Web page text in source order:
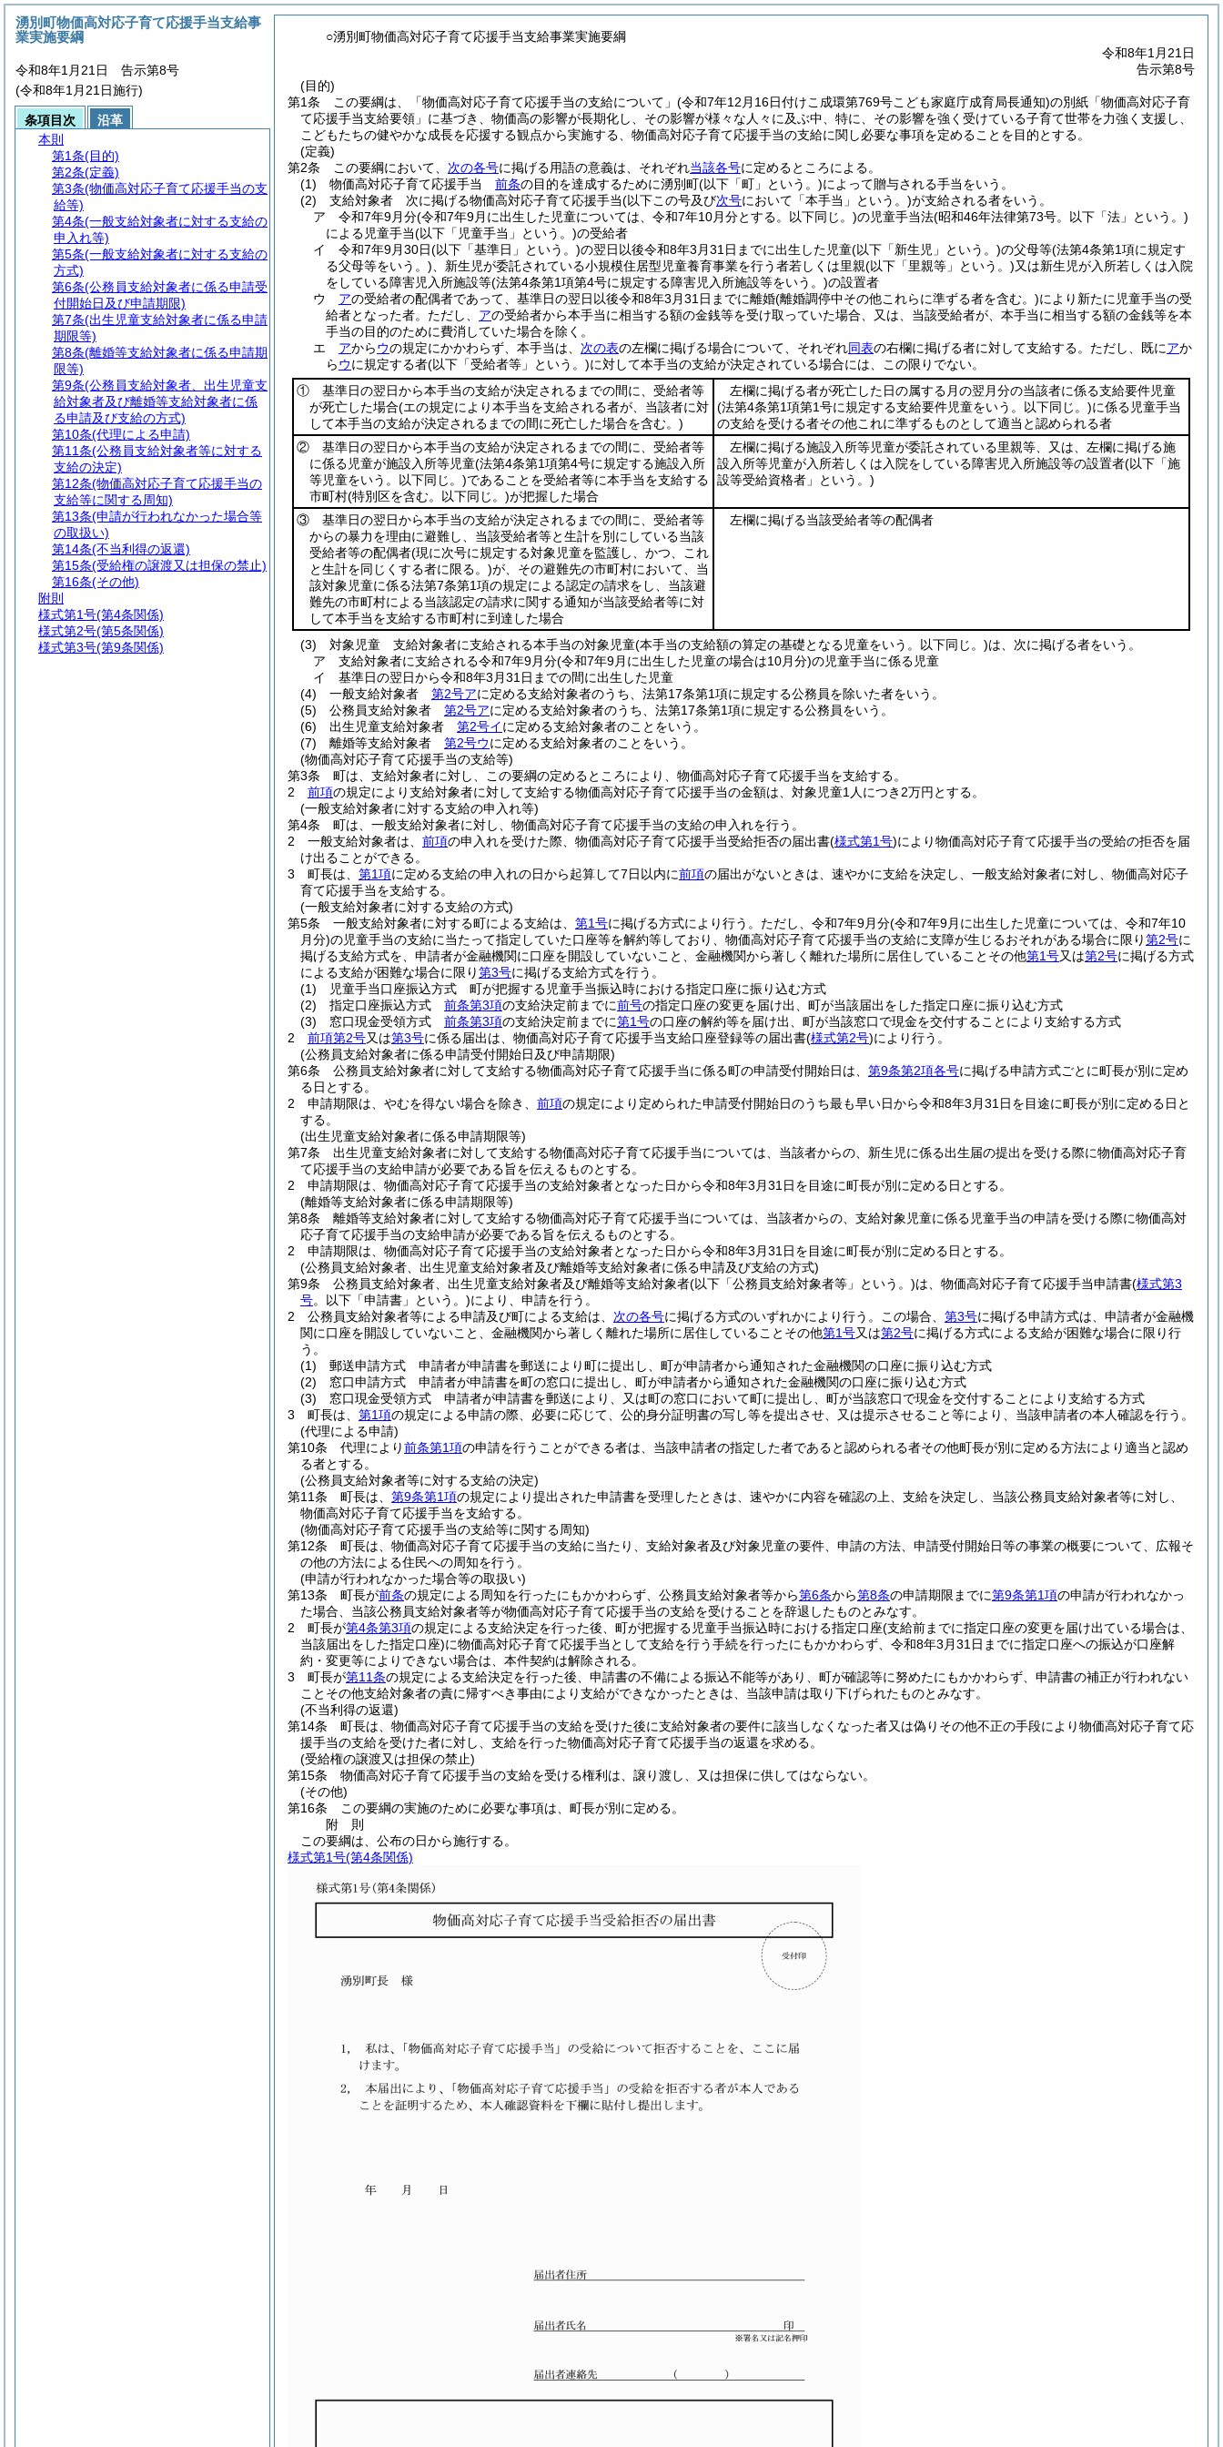
○湧別町物価高対応子育て応援手当支給事業実施要綱
令和8年1月21日
告示第8号
(目的)
第1条
この要綱は、「物価高対応子育て応援手当の支給について」 (令和7年12月16日付けこ成環第769号こども家庭庁成育局長通知)の別紙「物価高対応子育
て応援手当支給要領」に基づき、物価高の影響が長期化し、その影響が様々な人々に及ぶ中、特に、その影響を強く受けている子育て世帯を力強く支援し、
こどもたちの健やかな成長を応援する観点から実施する、物価高対応子育て応援手当の支給に関し必要な事項を定めることを目的とする。
(定義)
第2条
この要綱において、 次の各号に掲げる用語の意義は、それぞれ当該各号に定めるところによる。
(1)
物価高対応子育て応援手当 前条の目的を達成するために湧別町(以下「町」という。)によって贈与される手当をいう。
(2)
支給対象者 次に掲げる物価高対応子育て応援手当(以下この号及び次号において「本手当」という。)が支給される者をいう。
ア
令和7年9月分(令和7年9月に出生した児童については、令和7年10月分とする。以下同じ。)の児童手当法(昭和46年法律第73号。以下「法」という。)
による児童手当(以下「児童手当」という。)の受給者
イ
令和7年9月30日(以下「基準日」という。)の翌日以後令和8年3月31日までに出生した児童(以下「新生児」という。)の父母等(法第4条第1項に規定す
る父母等をいう。) 、新生児が委託されている小規模住居型児童養育事業を行う者若しくは里親(以下「里親等」という。)又は新生児が入所若しくは入院
をしている障害児入所施設等(法第4条第1項第4号に規定する障害児入所施設等をいう。)の設置者
ウ
アの受給者の配偶者であって、基準日の翌日以後令和8年3月31日までに離婚(離婚調停中その他これらに準ずる者を含む。)により新たに児童手当の受
給者となった者。 ただし、 アの受給者から本手当に相当する額の金銭等を受け取っていた場合、又は、当該受給者が、本手当に相当する額の金銭等を本
手当の目的のために費消していた場合を除く。
エ
アからウの規定にかかわらず、本手当は、 次の表の左欄に掲げる場合について、それぞれ同表の右欄に掲げる者に対して支給する。 ただし、既にアか
らウに規定する者(以下「受給者等」という。)に対して本手当の支給が決定されている場合には、この限りでない。
① 基準日の翌日から本手当の支給が決定されるまでの間に、受給者等
が死亡した場合(エの規定により本手当を支給される者が、当該者に対
して本手当の支給が決定されるまでの間に死亡した場合を含む。)
左欄に掲げる者が死亡した日の属する月の翌月分の当該者に係る支給要件児童
(法第4条第1項第1号に規定する支給要件児童をいう。以下同じ。)に係る児童手当
の支給を受ける者その他これに準ずるものとして適当と認められる者
② 基準日の翌日から本手当の支給が決定されるまでの間に、受給者等
に係る児童が施設入所等児童(法第4条第1項第4号に規定する施設入所
等児童をいう。以下同じ。)であることを受給者等に本手当を支給する
市町村(特別区を含む。以下同じ。)が把握した場合
左欄に掲げる施設入所等児童が委託されている里親等、又は、左欄に掲げる施
設入所等児童が入所若しくは入院をしている障害児入所施設等の設置者(以下「施
設等受給資格者」という。)
③ 基準日の翌日から本手当の支給が決定されるまでの間に、受給者等
からの暴力を理由に避難し、当該受給者等と生計を別にしている当該
受給者等の配偶者(現に次号に規定する対象児童を監護し、かつ、これ
と生計を同じくする者に限る。)が、その避難先の市町村において、当
該対象児童に係る法第7条第1項の規定による認定の請求をし、当該避
難先の市町村による当該認定の請求に関する通知が当該受給者等に対
して本手当を支給する市町村に到達した場合
左欄に掲げる当該受給者等の配偶者
(3) 対象児童 支給対象者に支給される本手当の対象児童(本手当の支給額の算定の基礎となる児童をいう。以下同じ。)は、次に掲げる者をいう。
ア
支給対象者に支給される令和7年9月分(令和7年9月に出生した児童の場合は10月分)の児童手当に係る児童
イ
基準日の翌日から令和8年3月31日までの間に出生した児童
(4)
一般支給対象者 第2号アに定める支給対象者のうち、法第17条第1項に規定する公務員を除いた者をいう。
(5)
公務員支給対象者 第2号アに定める支給対象者のうち、法第17条第1項に規定する公務員をいう。
(6)
出生児童支給対象者 第2号イに定める支給対象者のことをいう。
(7)
離婚等支給対象者 第2号ウに定める支給対象者のことをいう。
(物価高対応子育て応援手当の支給等)
第3条
町は、支給対象者に対し、この要綱の定めるところにより、物価高対応子育て応援手当を支給する。
2
前項の規定により支給対象者に対して支給する物価高対応子育て応援手当の金額は、対象児童1人につき2万円とする。
(一般支給対象者に対する支給の申入れ等)
第4条
町は、一般支給対象者に対し、物価高対応子育て応援手当の支給の申入れを行う。
2
一般支給対象者は、 前項の申入れを受けた際、物価高対応子育て応援手当受給拒否の届出書(様式第1号)により物価高対応子育て応援手当の受給の拒否を届
け出ることができる。
3
町長は、 第1項に定める支給の申入れの日から起算して7日以内に前項の届出がないときは、速やかに支給を決定し、一般支給対象者に対し、物価高対応子
育て応援手当を支給する。
(一般支給対象者に対する支給の方式)
第5条
一般支給対象者に対する町による支給は、 第1号に掲げる方式により行う。 ただし、令和7年9月分(令和7年9月に出生した児童については、令和7年10
月分)の児童手当の支給に当たって指定していた口座等を解約等しており、物価高対応子育て応援手当の支給に支障が生じるおそれがある場合に限り第2号に
掲げる支給方式を、申請者が金融機関に口座を開設していないこと、金融機関から著しく離れた場所に居住していることその他第1号又は第2号に掲げる方式
による支給が困難な場合に限り第3号に掲げる支給方式を行う。
(1)
児童手当口座振込方式 町が把握する児童手当振込時における指定口座に振り込む方式
(2)
指定口座振込方式 前条第3項の支給決定前までに前号の指定口座の変更を届け出、町が当該届出をした指定口座に振り込む方式
(3)
窓口現金受領方式 前条第3項の支給決定前までに第1号の口座の解約等を届け出、町が当該窓口で現金を交付することにより支給する方式
2
前項第2号又は第3号に係る届出は、物価高対応子育て応援手当支給口座登録等の届出書(様式第2号)により行う。
(公務員支給対象者に係る申請受付開始日及び申請期限)
第6条
公務員支給対象者に対して支給する物価高対応子育て応援手当に係る町の申請受付開始日は、 第9条第2項各号に掲げる申請方式ごとに町長が別に定め
る日とする。
2
申請期限は、やむを得ない場合を除き、 前項の規定により定められた申請受付開始日のうち最も早い日から令和8年3月31日を目途に町長が別に定める日と
する。
(出生児童支給対象者に係る申請期限等)
第7条
出生児童支給対象者に対して支給する物価高対応子育て応援手当については、当該者からの、新生児に係る出生届の提出を受ける際に物価高対応子育
て応援手当の支給申請が必要である旨を伝えるものとする。
2
申請期限は、物価高対応子育て応援手当の支給対象者となった日から令和8年3月31日を目途に町長が別に定める日とする。
(離婚等支給対象者に係る申請期限等)
第8条
離婚等支給対象者に対して支給する物価高対応子育て応援手当については、当該者からの、支給対象児童に係る児童手当の申請を受ける際に物価高対
応子育て応援手当の支給申請が必要である旨を伝えるものとする。
2
申請期限は、物価高対応子育て応援手当の支給対象者となった日から令和8年3月31日を目途に町長が別に定める日とする。
(公務員支給対象者、出生児童支給対象者及び離婚等支給対象者に係る申請及び支給の方式)
第9条
公務員支給対象者、出生児童支給対象者及び離婚等支給対象者(以下「公務員支給対象者等」という。)は、物価高対応子育て応援手当申請書(様式第3
号。以下「申請書」という。)により、申請を行う。
2
公務員支給対象者等による申請及び町による支給は、 次の各号に掲げる方式のいずれかにより行う。 この場合、 第3号に掲げる申請方式は、申請者が金融機
関に口座を開設していないこと、金融機関から著しく離れた場所に居住していることその他第1号又は第2号に掲げる方式による支給が困難な場合に限り行
う。
(1)
郵送申請方式 申請者が申請書を郵送により町に提出し、町が申請者から通知された金融機関の口座に振り込む方式
(2)
窓口申請方式 申請者が申請書を町の窓口に提出し、町が申請者から通知された金融機関の口座に振り込む方式
(3)
窓口現金受領方式 申請者が申請書を郵送により、又は町の窓口において町に提出し、町が当該窓口で現金を交付することにより支給する方式
3
町長は、 第1項の規定による申請の際、必要に応じて、公的身分証明書の写し等を提出させ、又は提示させること等により、当該申請者の本人確認を行う。
(代理による申請)
第10条
代理により前条第1項の申請を行うことができる者は、当該申請者の指定した者であると認められる者その他町長が別に定める方法により適当と認め
る者とする。
(公務員支給対象者等に対する支給の決定)
第11条
町長は、 第9条第1項の規定により提出された申請書を受理したときは、速やかに内容を確認の上、支給を決定し、当該公務員支給対象者等に対し、
物価高対応子育て応援手当を支給する。
(物価高対応子育て応援手当の支給等に関する周知)
第12条
町長は、物価高対応子育て応援手当の支給に当たり、支給対象者及び対象児童の要件、申請の方法、申請受付開始日等の事業の概要について、広報そ
の他の方法による住民への周知を行う。
(申請が行われなかった場合等の取扱い)
第13条
町長が前条の規定による周知を行ったにもかかわらず、公務員支給対象者等から第6条から第8条の申請期限までに第9条第1項の申請が行われなかっ
た場合、当該公務員支給対象者等が物価高対応子育て応援手当の支給を受けることを辞退したものとみなす。
2
町長が第4条第3項の規定による支給決定を行った後、町が把握する児童手当振込時における指定口座(支給前までに指定口座の変更を届け出ている場合は、
当該届出をした指定口座)に物価高対応子育て応援手当として支給を行う手続を行ったにもかかわらず、令和8年3月31日までに指定口座への振込が口座解
約・変更等によりできない場合は、本件契約は解除される。
3
町長が第11条の規定による支給決定を行った後、申請書の不備による振込不能等があり、町が確認等に努めたにもかかわらず、申請書の補正が行われない
ことその他支給対象者の責に帰すべき事由により支給ができなかったときは、当該申請は取り下げられたものとみなす。
(不当利得の返還)
第14条
町長は、物価高対応子育て応援手当の支給を受けた後に支給対象者の要件に該当しなくなった者又は偽りその他不正の手段により物価高対応子育て応
援手当の支給を受けた者に対し、支給を行った物価高対応子育て応援手当の返還を求める。
(受給権の譲渡又は担保の禁止)
第15条
物価高対応子育て応援手当の支給を受ける権利は、譲り渡し、又は担保に供してはならない。
(その他)
第16条
この要綱の実施のために必要な事項は、町長が別に定める。
附 則
この要綱は、公布の日から施行する。
様式第1号(第4条関係)
湧別町物価高対応子育て応援手当支給事
業実施要綱
令和8年1月21日 告示第8号
(令和8年1月21日施行)
条項目次
沿革
本則
第1条(目的)
第2条(定義)
第3条(物価高対応子育て応援手当の支
給等)
第4条(一般支給対象者に対する支給の
申入れ等)
第5条(一般支給対象者に対する支給の
方式)
第6条(公務員支給対象者に係る申請受
付開始日及び申請期限)
第7条(出生児童支給対象者に係る申請
期限等)
第8条(離婚等支給対象者に係る申請期
限等)
第9条(公務員支給対象者、出生児童支
給対象者及び離婚等支給対象者に係
る申請及び支給の方式)
第10条(代理による申請)
第11条(公務員支給対象者等に対する
支給の決定)
第12条(物価高対応子育て応援手当の
支給等に関する周知)
第13条(申請が行われなかった場合等
の取扱い)
第14条(不当利得の返還)
第15条(受給権の譲渡又は担保の禁止)
第16条(その他)
附則
様式第1号(第4条関係)
様式第2号(第5条関係)
様式第3号(第9条関係)